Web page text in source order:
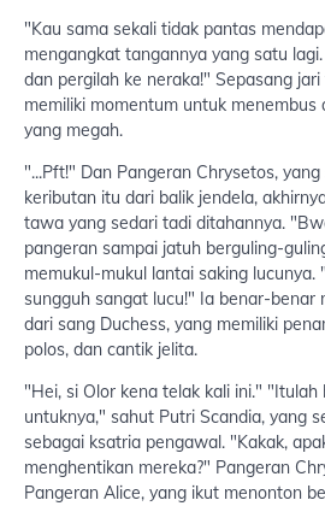
"Kau sama sekali tidak pantas
mengangkat tangannya yang satu
dan pergilah ke neraka!" Sepasang
memiliki momentum untuk menembus
yang megah.
"...Pft!" Dan Pangeran Chrysetos,
keributan itu dari balik jendela,
tawa yang sedari tadi ditahannya.
pangeran sampai jatuh berguling-
memukul-mukul lantai saking lucunya.
sungguh sangat lucu!" Ia benar-benar
dari sang Duchess, yang memiliki
polos, dan cantik jelita.
"Hei, si Olor kena telak kali ini."
untuknya," sahut Putri Scandia, yang
sebagai ksatria pengawal. "Kakak,
menghentikan mereka?" Pangeran
Pangeran Alice, yang ikut menonton